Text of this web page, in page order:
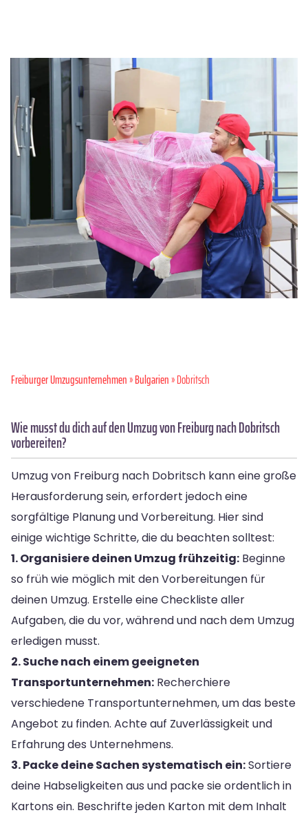
Freiburger Umzugsunternehmen»Bulgarien» Dobritsch
Wie musst du dich auf den Umzug von Freiburg nach Dobritsch
vorbereiten?
Umzug von Freiburg nach Dobritsch kann eine große
Herausforderung sein, erfordert jedoch eine
sorgfältige Planung und Vorbereitung. Hier sind
einige wichtige Schritte, die du beachten solltest:
1. Organisiere deinen Umzug frühzeitig: Beginne
so früh wie möglich mit den Vorbereitungen für
deinen Umzug. Erstelle eine Checkliste aller
Aufgaben, die du vor, während und nach dem Umzug
erledigen musst.
2. Suche nach einem geeigneten
Transportunternehmen: Recherchiere
verschiedene Transportunternehmen, um das beste
Angebot zu finden. Achte auf Zuverlässigkeit und
Erfahrung des Unternehmens.
3. Packe deine Sachen systematisch ein:Sortiere
deine Habseligkeiten aus und packe sie ordentlich in
Kartons ein. Beschrifte jeden Karton mit dem Inhalt